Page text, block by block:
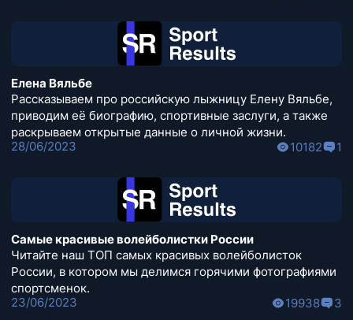
Елена Вяльбе
Рассказываем про российскую лыжницу Елену Вяльбе,
приводим её биографию, спортивные заслуги, а также
раскрываем открытые данные о личной жизни.
28/06/2023
10182 1
Самые красивые волейболистки России
Читайте наш ТОП самых красивых волейболисток
России, в котором мы делимся горячими фотографиями
спортсменок.
23/06/2023
19938 3